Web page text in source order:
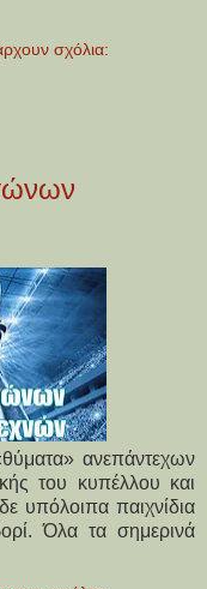
σχόλια:
ανεπάντεχων
του κυπέλλου και
υπόλοιπα παιχνίδια
Όλα τα σημερινά